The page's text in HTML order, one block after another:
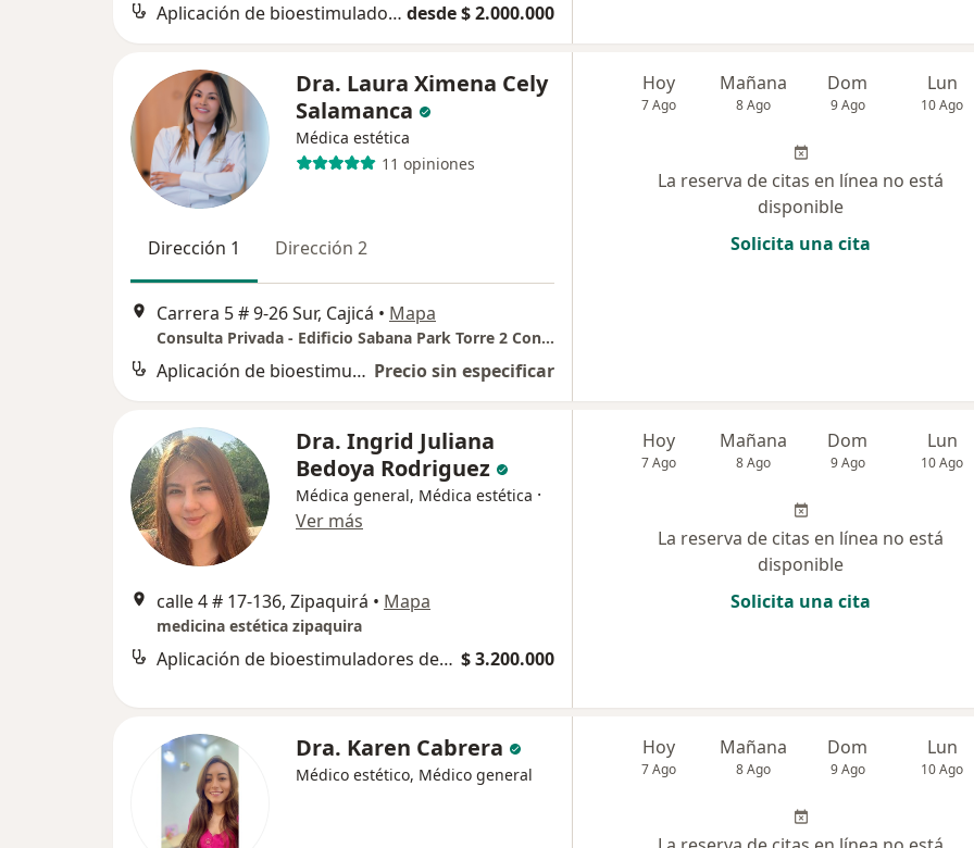
Aplicación de bioestimuladores de colágeno desde $ 2.000.000
Dra. Laura Ximena Cely
Salamanca
Médica estética
11 opiniones
Dirección 1 Dirección 2
Carrera 5 # 9-26 Sur, Cajicá • Mapa
Consulta Privada - Edificio Sabana Park Torre 2 Consultorio 216
Aplicación de bioestimuladores de colágeno Precio sin especificar
Hoy
7 Ago
Mañana
8 Ago
Dom
9 Ago
Lun
10 Ago
La reserva de citas en línea no está
disponible
Solicita una cita
Dra. Ingrid Juliana
Bedoya Rodriguez
Médica general, Médica estética ·
Ver más
calle 4 # 17-136, Zipaquirá • Mapa
medicina estética zipaquira
Aplicación de bioestimuladores de colágeno $ 3.200.000
Hoy
7 Ago
Mañana
8 Ago
Dom
9 Ago
Lun
10 Ago
La reserva de citas en línea no está
disponible
Solicita una cita
Dra. Karen Cabrera
Médico estético, Médico general
Hoy
7 Ago
Mañana
8 Ago
Dom
9 Ago
Lun
10 Ago